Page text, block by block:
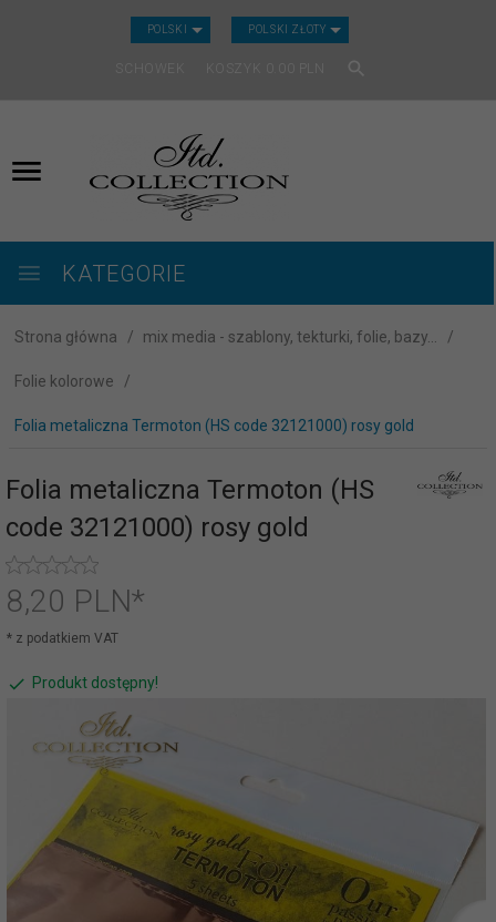
POLSKI CURRENCY_H
POLSKI ZŁOTY
SCHOWEK KOSZYK
KATEGORIE
Strona główna mix media - szablony, tekturki, folie, bazy...
Folie kolorowe
Folia metaliczna Termoton (HS code 32121000) rosy gold
Folia metaliczna Termoton (HS
code 32121000) rosy gold
8,20 PLN*
* z podatkiem VAT
Produkt dostępny!